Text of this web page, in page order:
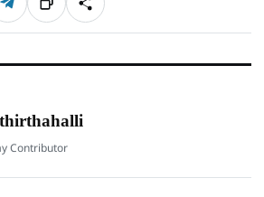
T
l
e
a
ಲಿಂ
ಕ್
S
h
a
Contributor